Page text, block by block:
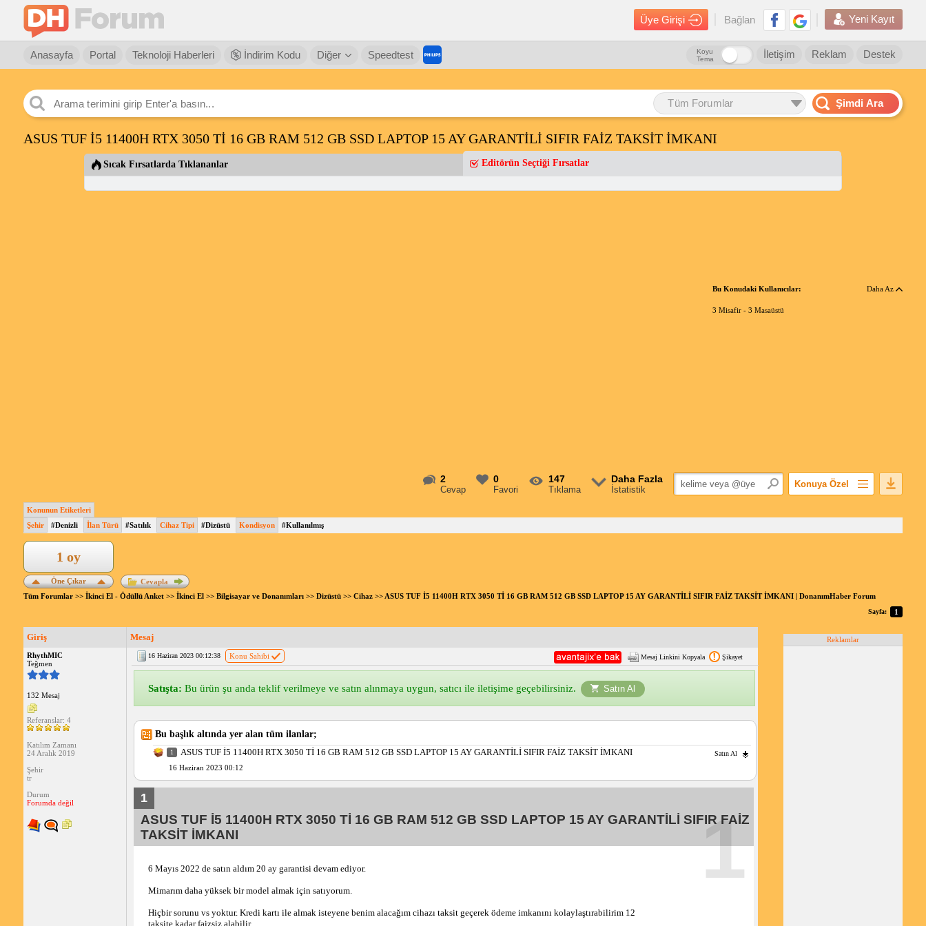
Üye Girişi Bağlan Yeni Kayıt
Anasayfa Portal Teknoloji Haberleri İndirim Kodu Diğer Speedtest Destek
Reklam
İletişim
Koyu
Tema
Tüm Forumlar Şimdi Ara
ASUS TUF İ5 11400H RTX 3050 Tİ 16 GB RAM 512 GB SSD LAPTOP 15 AY GARANTİLİ SIFIR FAİZ TAKSİT İMKANI
Sıcak Fırsatlarda Tıklananlar Editörün Seçtiği Fırsatlar
Bu Konudaki Kullanıcılar: Daha Az
3 Misafir - 3 Masaüstü
2
Cevap
0
Favori
147
Tıklama
Daha Fazla
İstatistik
Konuya Özel
E-Posta Aboneliği
Konunun Etiketleri
Şehir
#Denizli İlan Türü #Satılık Cihaz Tipi #Dizüstü Kondisyon #Kullanılmış
Öne Çıkar
1 oy
Cevapla
Tüm Forumlar>> İkinci El - Ödüllü Anket>> İkinci El>> Bilgisayar ve Donanımları>> Dizüstü>> Cihaz>> ASUS TUF İ5 11400H RTX 3050 Tİ 16 GB RAM 512 GB SSD LAPTOP 15 AY GARANTİLİ SIFIR FAİZ TAKSİT İMKANI | DonanımHaber Forum
Sayfa: 1
Giriş Mesaj
RhythMIC
Teğmen
132 Mesaj
Referanslar: 4
Katılım Zamanı
24 Aralık 2019
Şehir
tr
Durum
Forumda değil
16 Haziran 2023 00:12:38 Konu Sahibi Mesaj Linkini Kopyala Şikayet
Satışta: Bu ürün şu anda teklif verilmeye ve satın alınmaya uygun, satıcı ile iletişime geçebilirsiniz. Satın Al
Bu başlık altında yer alan tüm ilanlar;
1 ASUS TUF İ5 11400H RTX 3050 Tİ 16 GB RAM 512 GB SSD LAPTOP 15 AY GARANTİLİ SIFIR FAİZ TAKSİT İMKANI Satın Al
16 Haziran 2023 00:12
1
1
ASUS TUF İ5 11400H RTX 3050 Tİ 16 GB RAM 512 GB SSD LAPTOP 15 AY GARANTİLİ SIFIR FAİZ
TAKSİT İMKANI
6 Mayıs 2022 de satın aldım 20 ay garantisi devam ediyor.
Mimarım daha yüksek bir model almak için satıyorum.
Hiçbir sorunu vs yoktur. Kredi kartı ile almak isteyene benim alacağım cihazı taksit geçerek ödeme imkanını kolaylaştırabilirim 12
taksite kadar faizsiz alabilir.
Reklamlar